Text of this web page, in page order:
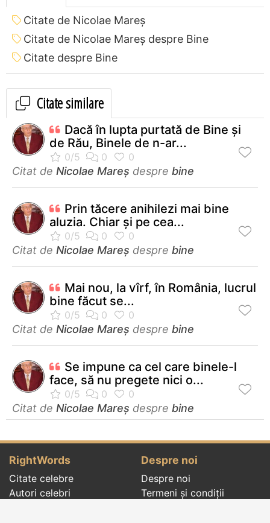
Citate de Nicolae Mareș
Citate de Nicolae Mareș despre Bine
Citate despre Bine
Citate similare
Dacă în lupta purtată de Bine și
de Rău, Binele de n-ar...
Citat de Nicolae Mareș despre bine
Prin tăcere anihilezi mai bine
aluzia. Chiar şi pe cea...
Citat de Nicolae Mareș despre bine
Mai nou, la vîrf, în România, lucrul
bine făcut se...
Citat de Nicolae Mareș despre bine
Se impune ca cel care binele-l
face, să nu pregete nici o...
Citat de Nicolae Mareș despre bine
RightWords
Citate celebre
Autori celebri
Despre noi
Despre noi
Termeni și condiții